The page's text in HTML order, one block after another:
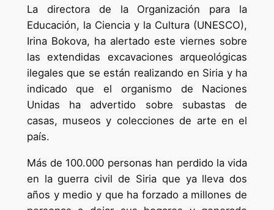
La directora de la Organización para la
Educación, la Ciencia y la Cultura (UNESCO),
Irina Bokova, ha alertado este viernes sobre
las extendidas excavaciones arqueológicas
ilegales que se están realizando en Siria y ha
indicado que el organismo de Naciones
Unidas ha advertido sobre subastas de
casas, museos y colecciones de arte en el
país.
Más de 100.000 personas han perdido la vida
en la guerra civil de Siria que ya lleva dos
años y medio y que ha forzado a millones de